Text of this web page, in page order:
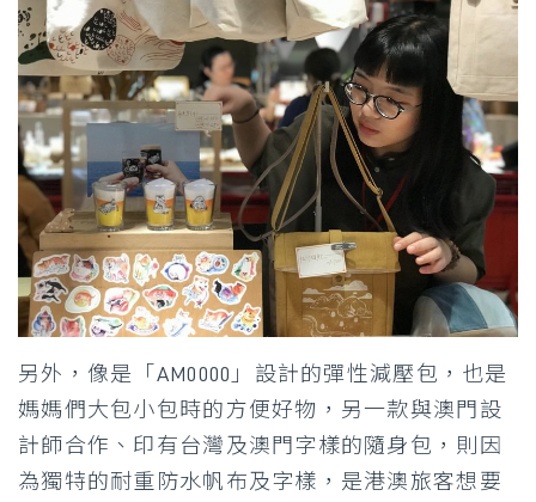
另外，像是「AM0000」設計的彈性減壓包，也是
媽媽們大包小包時的方便好物，另一款與澳門設
計師合作、印有台灣及澳門字樣的隨身包，則因
為獨特的耐重防水帆布及字樣，是港澳旅客想要